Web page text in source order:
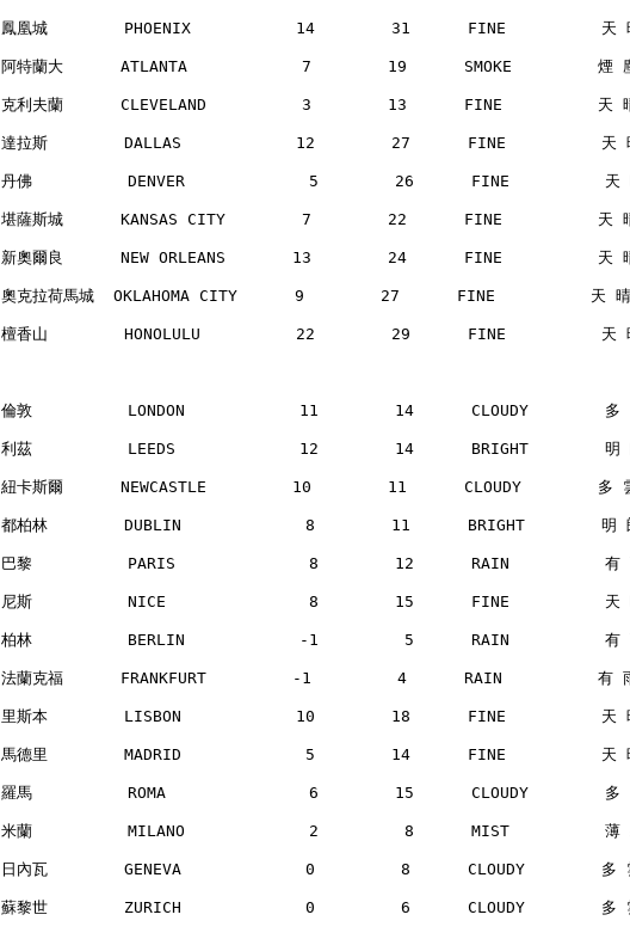
鳳凰城        PHOENIX           14        31      FINE          天
阿特蘭大      ATLANTA            7        19      SMOKE         煙
克利夫蘭      CLEVELAND          3        13      FINE          天
達拉斯        DALLAS            12        27      FINE          天
丹佛          DENVER             5        26      FINE          天
堪薩斯城      KANSAS CITY        7        22      FINE          天
新奧爾良      NEW ORLEANS       13        24      FINE          天
奧克拉荷馬城  OKLAHOMA CITY      9        27      FINE          天 晴
檀香山        HONOLULU          22        29      FINE          天
倫敦          LONDON            11        14      CLOUDY        多
利茲          LEEDS             12        14      BRIGHT        明
紐卡斯爾      NEWCASTLE         10        11      CLOUDY        多
都柏林        DUBLIN             8        11      BRIGHT        明
巴黎          PARIS              8        12      RAIN          有
尼斯          NICE               8        15      FINE          天
柏林          BERLIN            -1         5      RAIN          有
法蘭克福      FRANKFURT         -1         4      RAIN          有
里斯本        LISBON            10        18      FINE          天
馬德里        MADRID             5        14      FINE          天
羅馬          ROMA               6        15      CLOUDY        多
米蘭          MILANO             2         8      MIST          薄
日內瓦        GENEVA             0         8      CLOUDY        多
蘇黎世        ZURICH             0         6      CLOUDY        多